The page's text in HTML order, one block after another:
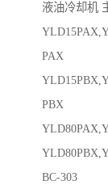
液油冷却机
PAX
PBX
BC-303